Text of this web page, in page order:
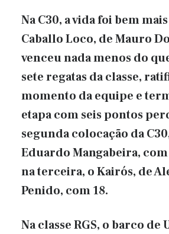
Na C30, a vida foi bem
Caballo Loco, de Mauro
venceu nada menos do
sete regatas da classe,
momento da equipe e
etapa com seis pontos
segunda colocação da
Eduardo Mangabeira, com
na terceira, o Kairós, de
Penido, com 18.
Na classe RGS, o barco de